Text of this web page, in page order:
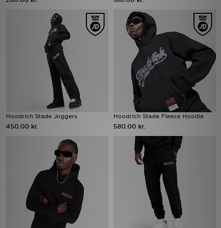
Hoodrich Stade Joggers
450.00 kr.
Hoodrich Stade Fleece Hoodie
580.00 kr.